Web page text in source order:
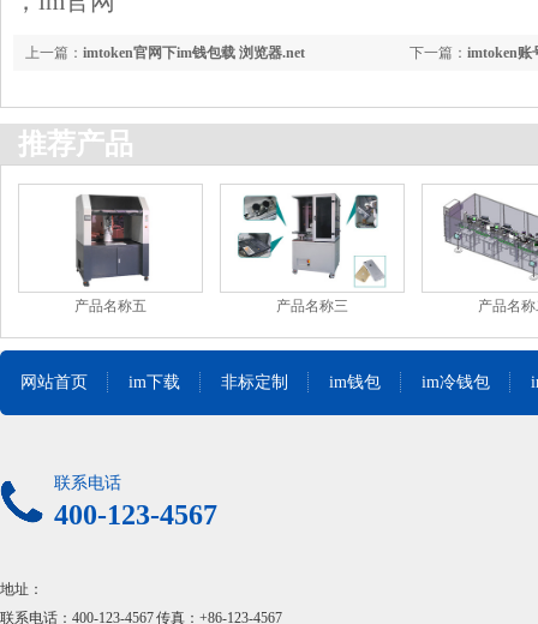
下一篇： imtoken账
上一篇： imtoken官网下im钱包载 浏览器.net
推荐产品
产品名称五 产品名称三 产品名
网站首页 im下载 非标定制 im钱包 im冷钱包
联系电话
400-123-4567
地址：
联系电话：400-123-4567 传真：+86-123-4567